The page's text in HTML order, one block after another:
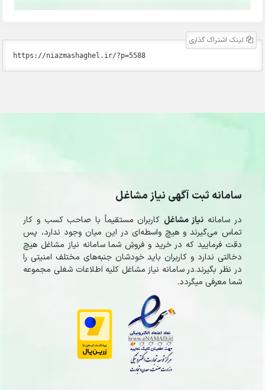
لینک اشتراک گذاری
سامانه ثبت آگهی نیاز مشاغل
در سامانه نیاز مشاغل کاربران مستقیماً با صاحب کسب و کار
تماس می‌گیرند و هیچ واسطه‌ای در این میان وجود ندارد، پس
دقت فرمایید که در خرید و فروشِ شما سامانه نیاز مشاغل هیچ
دخالتی ندارد و کاربران باید خودشان جنبه‌های مختلف امنیتی را
در نظر بگیرند.در سامانه نیاز مشاغل کلیه اطلاعات شغلی مجموعه
شما معرفی میگردد.